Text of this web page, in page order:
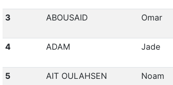
3 ABOUSAID Omar
4 ADAM Jade
5 AIT OULAHSEN Noam